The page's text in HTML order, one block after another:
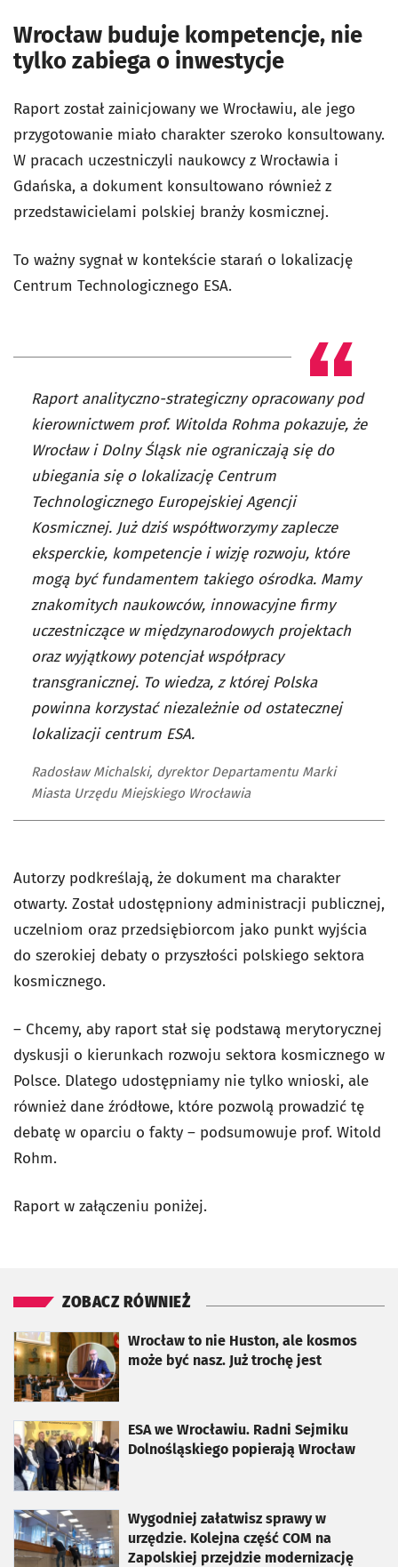
Wrocław buduje kompetencje, nie
tylko zabiega o inwestycje
Raport został zainicjowany we Wrocławiu, ale jego
przygotowanie miało charakter szeroko konsultowany.
W pracach uczestniczyli naukowcy z Wrocławia i
Gdańska, a dokument konsultowano również z
przedstawicielami polskiej branży kosmicznej.
To ważny sygnał w kontekście starań o lokalizację
Centrum Technologicznego ESA.
Raport analityczno-strategiczny opracowany pod
kierownictwem prof. Witolda Rohma pokazuje, że
Wrocław i Dolny Śląsk nie ograniczają się do
ubiegania się o lokalizację Centrum
Technologicznego Europejskiej Agencji
Kosmicznej. Już dziś współtworzymy zaplecze
eksperckie, kompetencje i wizję rozwoju, które
mogą być fundamentem takiego ośrodka. Mamy
znakomitych naukowców, innowacyjne firmy
uczestniczące w międzynarodowych projektach
oraz wyjątkowy potencjał współpracy
transgranicznej. To wiedza, z której Polska
powinna korzystać niezależnie od ostatecznej
lokalizacji centrum ESA.
Radosław Michalski, dyrektor Departamentu Marki
Miasta Urzędu Miejskiego Wrocławia
Autorzy podkreślają, że dokument ma charakter
otwarty. Został udostępniony administracji publicznej,
uczelniom oraz przedsiębiorcom jako punkt wyjścia
do szerokiej debaty o przyszłości polskiego sektora
kosmicznego.
– Chcemy, aby raport stał się podstawą merytorycznej
dyskusji o kierunkach rozwoju sektora kosmicznego w
Polsce. Dlatego udostępniamy nie tylko wnioski, ale
również dane źródłowe, które pozwolą prowadzić tę
debatę w oparciu o fakty – podsumowuje prof. Witold
Rohm.
Raport w załączeniu poniżej.
ZOBACZ RÓWNIEŻ
Wrocław to nie Huston, ale kosmos
może być nasz. Już trochę jest
otworzy się w nowej karcie
ESA we Wrocławiu. Radni Sejmiku
Dolnośląskiego popierają Wrocław
otworzy się w nowej karcie
Wygodniej załatwisz sprawy w
urzędzie. Kolejna część COM na
Zapolskiej przejdzie modernizację
otworzy się w nowej karcie